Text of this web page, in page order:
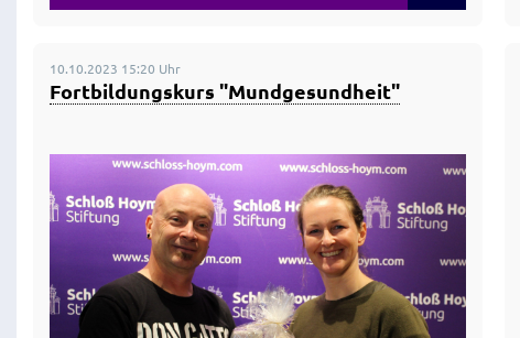
10.10.2023 15:20 Uhr
Fortbildungskurs "Mundgesundheit"